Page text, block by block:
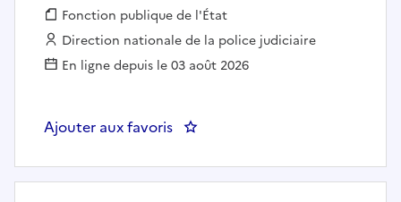
Fonction publique :
Fonction publique de l'État
Employeur :
Direction nationale de la police judiciaire
En ligne depuis le 03 août 2026
Ajouter aux favoris : DNPJ-OFAST-Assistant(e)